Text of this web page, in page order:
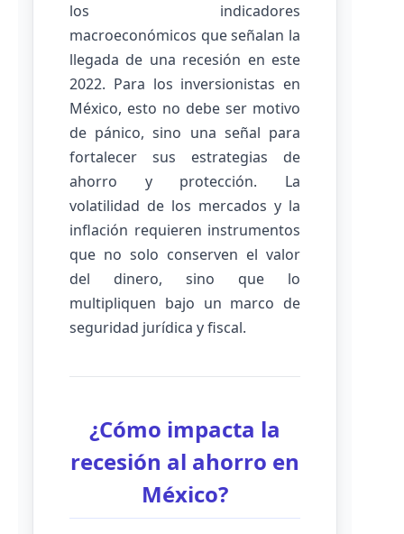
los indicadores
macroeconómicos que señalan la
llegada de una recesión en este
2022. Para los inversionistas en
México, esto no debe ser motivo
de pánico, sino una señal para
fortalecer sus estrategias de
ahorro y protección. La
volatilidad de los mercados y la
inflación requieren instrumentos
que no solo conserven el valor
del dinero, sino que lo
multipliquen bajo un marco de
seguridad jurídica y fiscal.
¿Cómo impacta la
recesión al ahorro en
México?